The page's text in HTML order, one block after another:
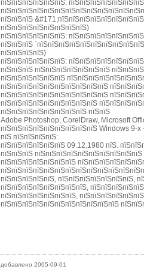
пїЅпїЅпїЅпїЅпїЅпїЅ:
пїЅпїЅпїЅ
пїЅпїЅпїЅпїЅпїЅпїЅпїЅпїЅ)
пїЅпїЅпїЅпїЅпїЅпїЅ:
пїЅпїЅпїЅ
пїЅпїЅпїЅпїЅ)
пїЅпїЅпїЅпїЅпїЅпїЅ:
пїЅпїЅпїЅ пїЅпїЅпїЅпїЅпїЅпїЅпїЅ
пїЅпїЅпїЅпїЅпїЅпїЅ
пїЅпїЅпїЅпїЅпїЅпїЅпїЅпїЅпїЅпїЅ
пїЅпїЅпїЅпїЅпїЅпїЅпїЅпїЅпїЅпїЅ
пїЅпїЅпїЅпїЅпїЅпїЅпїЅпїЅпїЅ
пїЅпїЅпїЅпїЅпїЅпїЅпїЅпїЅ пїЅпїЅ
Adobe Photoshop, CorelDraw, Microsoft
пїЅпїЅпїЅпїЅпїЅпїЅпїЅпїЅпїЅ Windows 9-x
пїЅ пїЅпїЅпїЅпїЅ:
пїЅпїЅпїЅпїЅпїЅпїЅ 09.12.1980 пїЅ.
пїЅпїЅпїЅ
пїЅпїЅпїЅпїЅпїЅпїЅпїЅ
пїЅпїЅпїЅпїЅпїЅ, пїЅпїЅпїЅпїЅпїЅпїЅпїЅ,
пїЅпїЅпїЅпїЅпїЅпїЅпїЅпїЅ,
пїЅпїЅпїЅпїЅпїЅпїЅпїЅ,
пїЅпїЅпїЅпїЅпїЅпїЅпїЅпїЅпїЅпїЅпїЅ
добавлено 2005-09-01